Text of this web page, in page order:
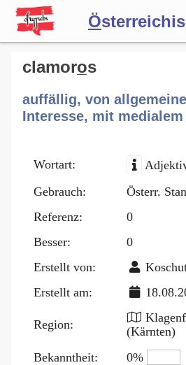
Ö
Wörterbuch
Forum
clamoro̲s
auffällig, von
Interesse, mit
Wortart:
Gebrauch:
Österr.
Referenz:
0
Besser:
0
Erstellt von:
Erstellt am:
Region:
(Kärnten)
Bekanntheit:
0%